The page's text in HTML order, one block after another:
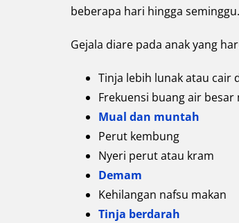
beberapa hari hingga seminggu.
Gejala diare pada anak yang
Tinja lebih lunak atau cair
Frekuensi buang air besar
Mual dan muntah
Perut kembung
Nyeri perut atau kram
Demam
Kehilangan nafsu makan
Tinja berdarah